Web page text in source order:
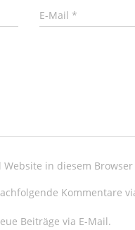
E-Mail *
Website in diesem
Kommentare
Beiträge via E-Mail.